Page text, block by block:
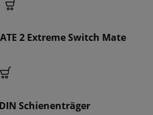
2 Extreme Switch Mate
Schienenträger